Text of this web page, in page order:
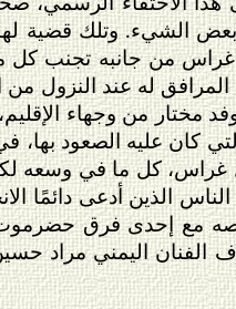
الشيء. وتلك قضية
من جانبه تجنب كل
المرافق له عند النزول
من وجهاء الإقليم،
كان عليه الصعود بها،
غراس، كل ما في وسعه
الذين أدعى دائمًا
مع إحدى فرق حضرموت
اليمني مراد حسين